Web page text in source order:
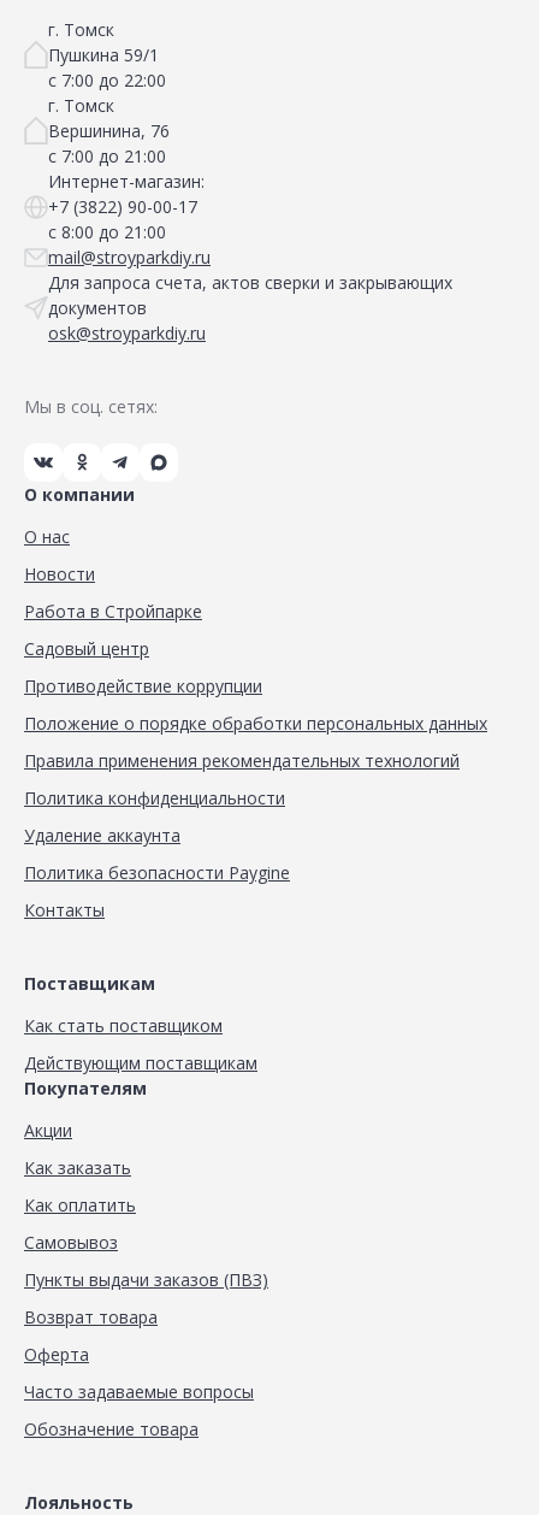
г. Томск
Пушкина 59/1
с 7:00 до 22:00
г. Томск
Вершинина, 76
с 7:00 до 21:00
Интернет-магазин:
+7 (3822) 90-00-17
с 8:00 до 21:00
mail@stroyparkdiy.ru
Для запроса счета, актов сверки и закрывающих
документов
osk@stroyparkdiy.ru
Мы в соц. сетях:
О компании
О нас
Новости
Работа в Стройпарке
Садовый центр
Противодействие коррупции
Положение о порядке обработки персональных данных
Правила применения рекомендательных технологий
Политика конфиденциальности
Удаление аккаунта
Политика безопасности Paygine
Контакты
Поставщикам
Как стать поставщиком
Действующим поставщикам
Покупателям
Акции
Как заказать
Как оплатить
Самовывоз
Пункты выдачи заказов (ПВЗ)
Возврат товара
Оферта
Часто задаваемые вопросы
Обозначение товара
Лояльность